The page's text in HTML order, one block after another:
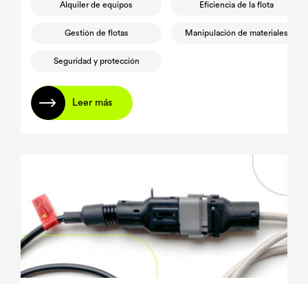
Alquiler de equipos Eficiencia de la flota
Gestión de flotas Manipulación de materiales
Seguridad y protección
Leer más